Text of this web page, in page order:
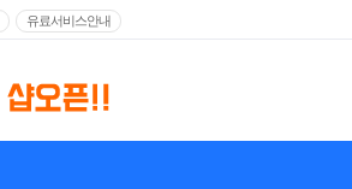
유료서비스안내